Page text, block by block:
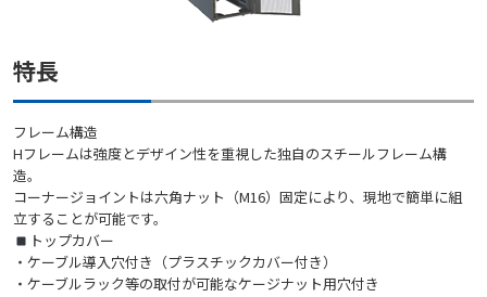
特長
フレーム構造
Hフレームは強度とデザイン性を重視した独自のスチールフレーム構
造。
コーナージョイントは六角ナット（M16）固定により、現地で簡単に組
立することが可能です。
トップカバー
・ケーブル導入穴付き（プラスチックカバー付き）
・ケーブルラック等の取付が可能なケージナット用穴付き